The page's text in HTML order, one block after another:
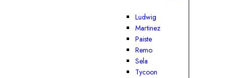
Ludwig
Martinez
Paiste
Remo
Sela
Tycoon